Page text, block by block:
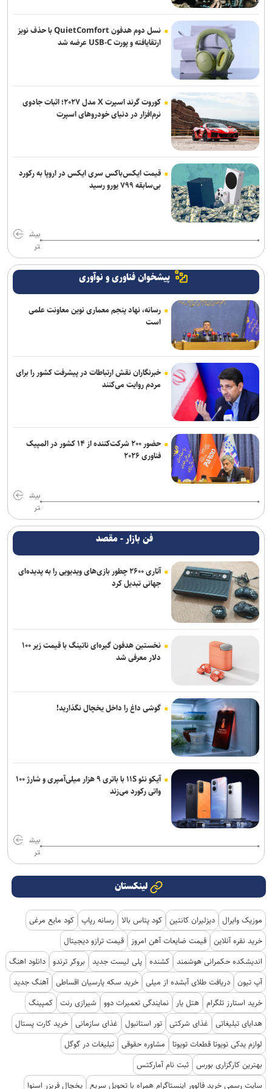
نسل دوم هدفون QuietComfort با حذف نویز
ارتقایافته و پورت USB-C عرضه شد
کوروت گرند اسپرت X مدل ۲۰۲۷؛ اثبات جادوی
نرم‌افزار در دنیای خودروهای اسپرت
قیمت ایکس‌باکس سری ایکس در اروپا به رکورد
بی‌سابقه ۷۹۹ یورو رسید
بیش
تر
پیشخوان فناوری و نوآوری
رسانه، نهاد پنجم معماری نوین معاونت علمی
است
خبرنگاران نقش ارتباطات در پیشرفت کشور را برای
مردم روایت می‌کنند
حضور ۲۰۰ شرکت‌کننده از ۱۴ کشور در المپیک
فناوری ۲۰۲۶
بیش
تر
فن بازار - مقصد
آتاری ۲۶۰۰ چطور بازی‌های ویدیویی را به پدیده‌ای
جهانی تبدیل کرد
نخستین هدفون گیره‌ای ناتینگ با قیمت زیر ۱۰۰
دلار معرفی شد
گوشی داغ را داخل یخچال نگذارید!
آیکو نئو ۱۱S با باتری ۹ هزار میلی‌آمپری و شارژ ۱۰۰
واتی رکورد می‌زند
بیش
تر
لینکستان
موزیک وایرال دیزلیران کانتین کود پتاس بالا رسانه رپاپ کود مایع مرغی
خرید نقره آنلاین قیمت ضایعات آهن امروز
قیمت ترازو دیجیتال
اندیشکده حکمرانی هوشمند کشنده پلی لیست جدید بروکر ترندو دانلود اهنگ
آپ تیون دریافت طلای آبشده از میلی خرید سکه پارسیان اقساطی آهنگ جدید
خرید استارز تلگرام هتل یار نمایندگی تعمیرات دوو شیرازی رنت کمپینگ
هدایای تبلیغاتی
غذای شرکتی تور استانبول غذای سازمانی خرید کارت پستال
لوازم یدکی تویوتا قطعات تویوتا
مشاوره حقوقی تبلیغات در گوگل
بهترین کارگزاری بورس ثبت نام آمارکتس
سایت رسمی خرید فالوور اینستاگرام همراه با تحویل سریع یخچال فریزر اسنوا